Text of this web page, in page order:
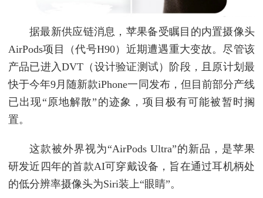
据最新供应链消息，苹果备受瞩目的内置摄像头
AirPods项目（代号H90）近期遭遇重大变故。尽管该
产品已进入DVT（设计验证测试）阶段，且原计划最
快于今年9月随新款iPhone一同发布，但目前部分产线
已出现“原地解散”的迹象，项目极有可能被暂时搁
置。
这款被外界视为“AirPods Ultra”的新品，是苹果
研发近四年的首款AI可穿戴设备，旨在通过耳机柄处
的低分辨率摄像头为Siri装上“眼睛”。